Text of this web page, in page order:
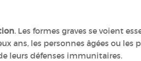
. Les formes graves se voient
ans, les personnes âgées ou
leurs défenses immunitaires.